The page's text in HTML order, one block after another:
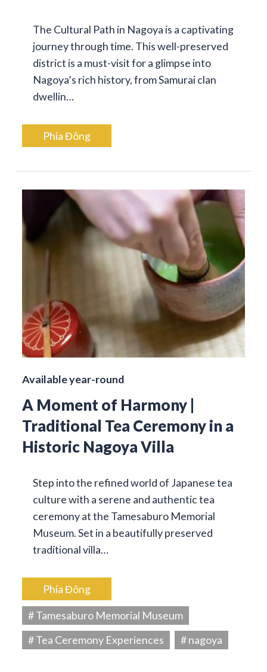
The Cultural Path in Nagoya is a captivating
journey through time. This well-preserved
district is a must-visit for a glimpse into
Nagoya’s rich history, from Samurai clan
dwellin…
Phía Đông
Available year-round
A Moment of Harmony |
Traditional Tea Ceremony in a
Historic Nagoya Villa
Step into the refined world of Japanese tea
culture with a serene and authentic tea
ceremony at the Tamesaburo Memorial
Museum. Set in a beautifully preserved
traditional villa…
Phía Đông
# Tamesaburo Memorial Museum
# Tea Ceremony Experiences
# nagoya